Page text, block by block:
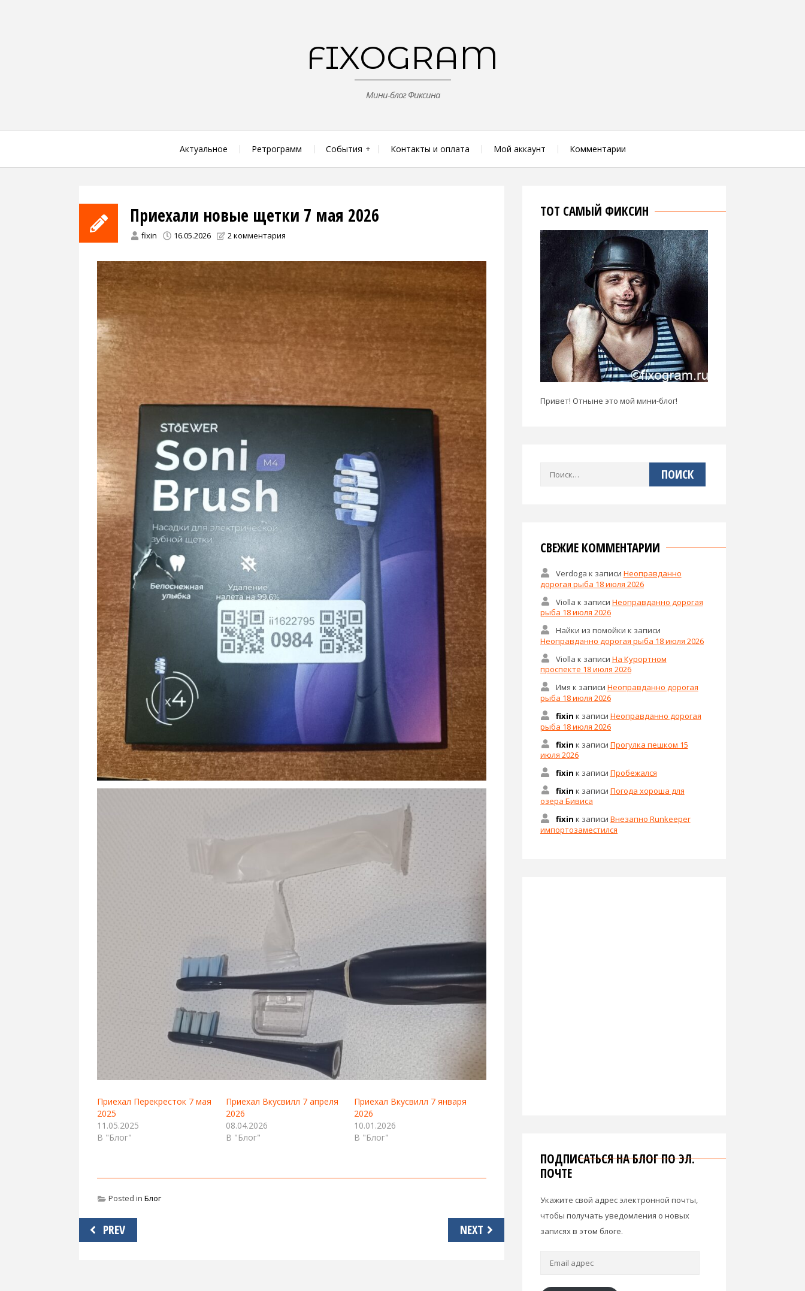
FIXOGRAM
Мини-блог Фиксина
Актуальное Ретрограмм События Контакты и оплата Мой аккаунт Комментарии
Приехали новые щетки 7 мая 2026
fixin 16.05.2026 2 комментария
Приехал Перекресток 7 мая
2025
11.05.2025
В "Блог"
Приехал Вкусвилл 7 апреля
2026
08.04.2026
В "Блог"
Приехал Вкусвилл 7 января
2026
10.01.2026
В "Блог"
Posted in Блог
Навигация
по
PREV NEXT
ТОТ САМЫЙ ФИКСИН
Привет! Отныне это мой мини-блог!
Найти:
СВЕЖИЕ КОММЕНТАРИИ
Verdoga к записи Неоправданно
дорогая рыба 18 июля 2026
Violla к записи Неоправданно дорогая
рыба 18 июля 2026
Найки из помойки к записи
Неоправданно дорогая рыба 18 июля 2026
Violla к записи На Курортном
проспекте 18 июля 2026
Имя к записи Неоправданно дорогая
рыба 18 июля 2026
fixin к записи Неоправданно дорогая
рыба 18 июля 2026
fixin к записи Прогулка пешком 15
июля 2026
fixin к записи Пробежался
fixin к записи Погода хороша для
озера Бивиса
fixin к записи Внезапно Runkeeper
импортозаместился
ПОДПИСАТЬСЯ НА БЛОГ ПО ЭЛ.
ПОЧТЕ
Укажите свой адрес электронной почты,
чтобы получать уведомления о новых
записях в этом блоге.
Email